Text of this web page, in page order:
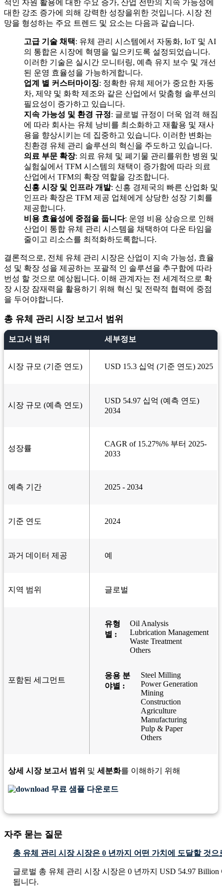
적인 자원 활용에 대한 수요 증가, 산업 전반의 지속 가능성에
대한 강조 증가에 의해 강력한 성장을위한 것입니다. 시장 전
망을 형성하는 주요 트렌드 및 요소는 다음과 같습니다.
고급 기술 채택: 유체 관리 시스템에서 자동화, IoT 및 AI
의 통합은 시장에 혁명을 일으키도록 설정되었습니다.
이러한 기술은 실시간 모니터링, 예측 유지 보수 및 개선
된 운영 효율성을 가능하게합니다.
업계 별 커스터마이징: 정확한 유체 제어가 중요한 자동
차, 제약 및 화학 제조와 같은 산업에서 맞춤형 솔루션의
필요성이 증가하고 있습니다.
지속 가능성 및 환경 규정: 글로벌 규정이 더욱 엄격 해짐
에 따라 회사는 유체 낭비를 최소화하고 재활용 및 재사
용을 향상시키는 데 집중하고 있습니다. 이러한 변화는
친환경 유체 관리 솔루션의 혁신을 주도하고 있습니다.
의료 부문 확장: 의료 유체 및 폐기물 관리를위한 병원 및
실험실에서 TFM 시스템의 채택이 증가함에 따라 의료
산업에서 TFM의 확장 역할을 강조합니다.
신흥 시장 및 인프라 개발: 신흥 경제국의 빠른 산업화 및
인프라 확장은 TFM 제공 업체에게 상당한 성장 기회를
제공합니다.
비용 효율성에 중점을 둡니다: 운영 비용 상승으로 인해
산업이 통합 유체 관리 시스템을 채택하여 다운 타임을
줄이고 리소스를 최적화하도록합니다.
결론적으로, 전체 유체 관리 시장은 산업이 지속 가능성, 효율
성 및 확장 성을 제공하는 포괄적 인 솔루션을 추구함에 따라
번성 할 것으로 예상됩니다. 이해 관계자는 전 세계적으로 확
장 시장 잠재력을 활용하기 위해 혁신 및 전략적 협력에 중점
을 두어야합니다.
총 유체 관리 시장 보고서 범위
보고서 범위 세부정보
시장 규모 (기준 연도) USD 15.3 십억 (기준 연도) 2025
시장 규모 (예측 연도)
USD 54.97 십억 (예측 연도)
2034
성장률
CAGR of 15.27%% 부터 2025-
2033
예측 기간 2025 - 2034
기준 연도 2024
과거 데이터 제공 예
지역 범위 글로벌
포함된 세그먼트
유형
별 :
Oil Analysis
Lubrication Management
Waste Treatment
Others
응용 분
야별 :
Steel Milling
Power Generation
Mining
Construction
Agriculture
Manufacturing
Pulp & Paper
Others
상세 시장 보고서 범위 및 세분화를 이해하기 위해
무료 샘플 다운로드
자주 묻는 질문
총 유체 관리 시장 시장은 0 년까지 어떤 가치에 도달할 것으
글로벌 총 유체 관리 시장 시장은 0 년까지 USD 54.97
됩니다.